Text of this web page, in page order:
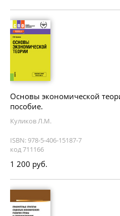
Основы экономической
пособие.
Куликов Л.М.
ISBN: 978-5-406-15187-7
код 711166
1 200 руб.